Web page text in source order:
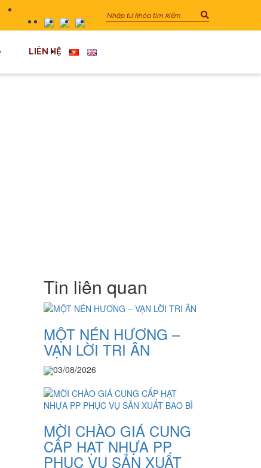
LIÊN HỆ
Tin liên quan
MỘT NÉN HƯƠNG –
VẠN LỜI TRI ÂN
03/08/2026
MỜI CHÀO GIÁ CUNG
CẤP HẠT NHỰA PP
PHỤC VỤ SẢN XUẤT